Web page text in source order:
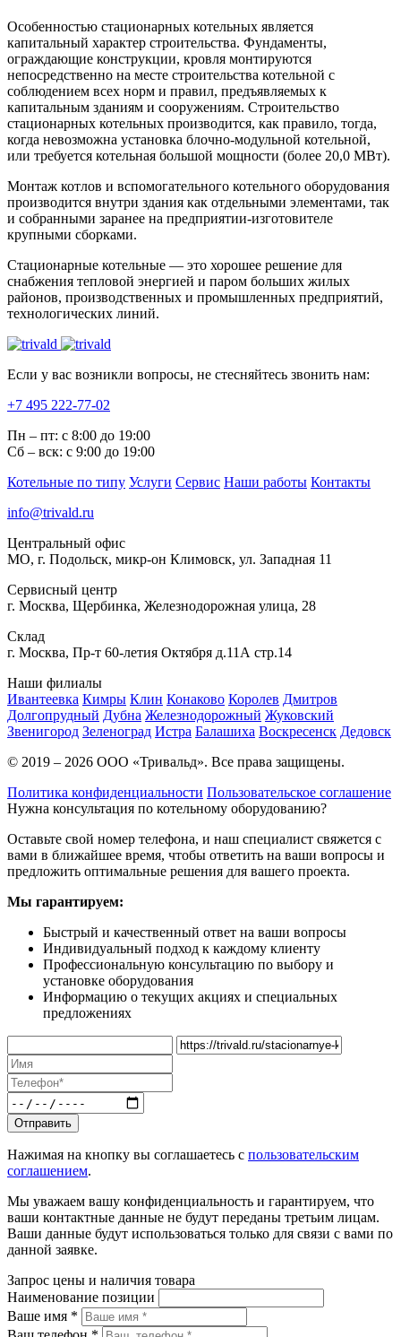
Особенностью стационарных котельных является
капитальный характер строительства. Фундаменты,
ограждающие конструкции, кровля монтируются
непосредственно на месте строительства котельной с
соблюдением всех норм и правил, предъявляемых к
капитальным зданиям и сооружениям. Строительство
стационарных котельных производится, как правило, тогда,
когда невозможна установка блочно-модульной котельной,
или требуется котельная большой мощности (более 20,0 МВт).
Монтаж котлов и вспомогательного котельного оборудования
производится внутри здания как отдельными элементами, так
и собранными заранее на предприятии-изготовителе
крупными сборками.
Стационарные котельные — это хорошее решение для
снабжения тепловой энергией и паром больших жилых
районов, производственных и промышленных предприятий,
технологических линий.
Если у вас возникли вопросы, не стесняйтесь звонить нам:
+7 495 222-77-02
Пн – пт: с 8:00 до 19:00
Сб – вск: с 9:00 до 19:00
Котельные по типу Услуги Сервис Наши работы Контакты
info@trivald.ru
Центральный офис
МО, г. Подольск, микр-он Климовск, ул. Западная 11
Сервисный центр
г. Москва, Щербинка, Железнодорожная улица, 28
Склад
г. Москва, Пр-т 60-летия Октября д.11А стр.14
Наши филиалы
Ивантеевка Кимры Клин Конаково Королев Дмитров
Долгопрудный Дубна Железнодорожный Жуковский
Звенигород Зеленоград Истра Балашиха Воскресенск Дедовск
© 2019 – 2026 ООО «Тривальд». Все права защищены.
Политика конфиденциальности Пользовательское соглашение
Нужна консультация по котельному оборудованию?
Оставьте свой номер телефона, и наш специалист свяжется с
вами в ближайшее время, чтобы ответить на ваши вопросы и
предложить оптимальные решения для вашего проекта.
Мы гарантируем:
Быстрый и качественный ответ на ваши вопросы
Индивидуальный подход к каждому клиенту
Профессиональную консультацию по выбору и
установке оборудования
Информацию о текущих акциях и специальных
предложениях
Нажимая на кнопку вы соглашаетесь с пользовательским
соглашением.
Мы уважаем вашу конфиденциальность и гарантируем, что
ваши контактные данные не будут переданы третьим лицам.
Ваши данные будут использоваться только для связи с вами по
данной заявке.
Запрос цены и наличия товара
Наименование позиции
Ваше имя *